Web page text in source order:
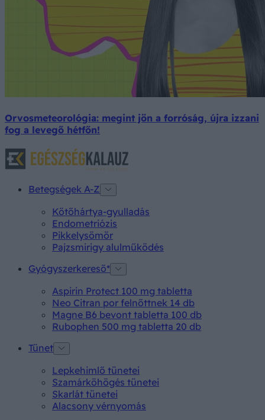
Orvosmeteorológia: megint jön a forróság, újra izzani
fog a levegő hétfőn!
Betegségek A-Z
Kötőhártya-gyulladás
Endometriózis
Pikkelysömör
Pajzsmirigy alulműködés
Gyógyszerkereső*
Aspirin Protect 100 mg tabletta
Neo Citran por felnőttnek 14 db
Magne B6 bevont tabletta 100 db
Rubophen 500 mg tabletta 20 db
Tünet
Lepkehimlő tünetei
Szamárköhögés tünetei
Skarlát tünetei
Alacsony vérnyomás